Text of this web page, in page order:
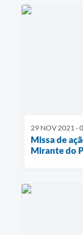
29 NOV 2021 -
Missa de
Mirante do